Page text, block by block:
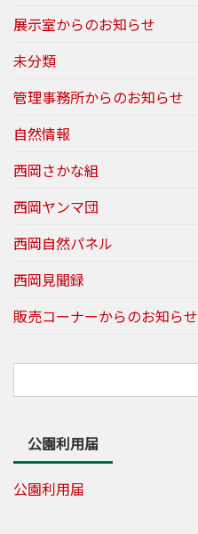
展示室からのお知らせ
未分類
管理事務所からのお知らせ
自然情報
西岡さかな組
西岡ヤンマ団
西岡自然パネル
西岡見聞録
販売コーナーからのお知らせ
公園利用届
公園利用届